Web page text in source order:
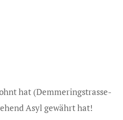
hat (Demmeringstrasse-
Asyl gewährt hat!